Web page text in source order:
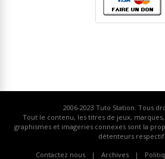
2006-2023 Tuto Station. Tous
Tout le contenu, les titres de jeux,
graphismes et imageries connexes sont la
détenteurs
Contactez nous Archives